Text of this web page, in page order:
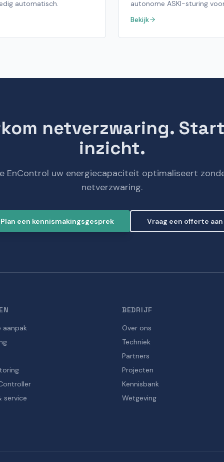
automatisch.
autonome ASKI-sturing
Bekijk
netverzwaring.
inzicht.
EnControl uw energiecapaciteit optimaliseert
netverzwaring.
Plan een kennismakingsgesprek Vraag een offerte aan
aanpak
service
BEDRIJF
Over ons
Techniek
Partners
Projecten
Kennisbank
Wetgeving